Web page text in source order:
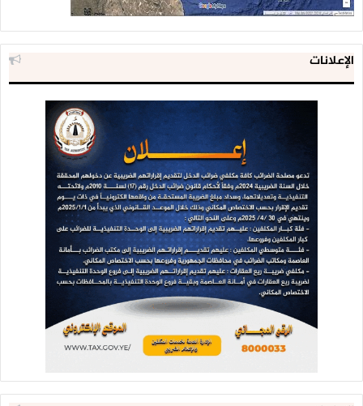
الإعلانات